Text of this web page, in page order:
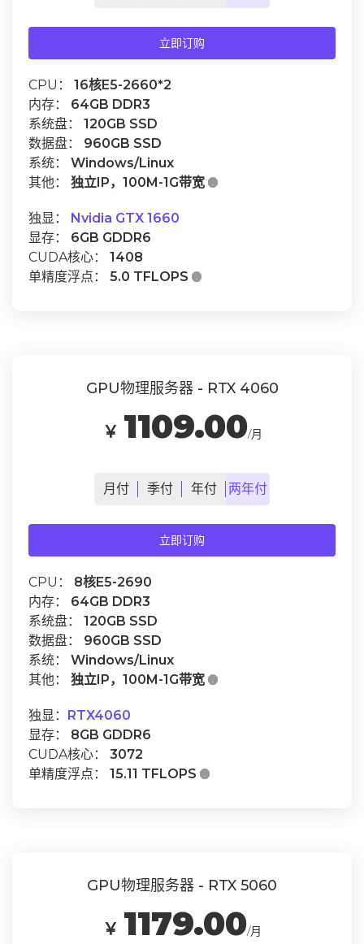
立即订购
CPU： 16核E5-2660*2
内存： 64GB DDR3
系统盘： 120GB SSD
数据盘： 960GB SSD
系统： Windows/Linux
其他： 独立IP，100M-1G带宽 
独显： Nvidia GTX 1660
显存： 6GB GDDR6
CUDA核心： 1408
单精度浮点： 5.0 TFLOPS 
GPU物理服务器 - RTX 4060
￥ 1109.00/月
月 付 季付 年付 两年付
立即订购
CPU： 8核E5-2690
内存： 64GB DDR3
系统盘： 120GB SSD
数据盘： 960GB SSD
系统： Windows/Linux
其他： 独立IP，100M-1G带宽 
独显： RTX4060
显存： 8GB GDDR6
CUDA核心： 3072
单精度浮点： 15.11 TFLOPS 
GPU物理服务器 - RTX 5060
￥ 1179.00/月